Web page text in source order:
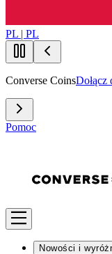
PL | PL
Converse CoinsDołącz
Pomoc
Nowości i